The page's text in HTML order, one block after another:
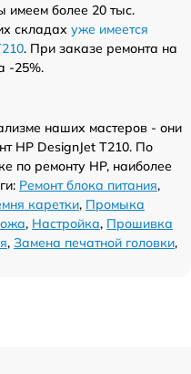
имеем более 20 тыс.
складах уже имеется
. При заказе ремонта на
-25%.
наших мастеров - они
HP DesignJet T210. По
по ремонту HP, наиболее
Ремонт блока питания,
каретки, Промыка
, Настройка, Прошивка
, Замена печатной головки,